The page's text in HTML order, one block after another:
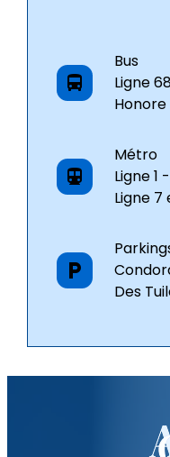
directions_bus
Bus
Ligne
Honore
directions_subway
Métro
Ligne 1
Ligne 7
local_parking
Des